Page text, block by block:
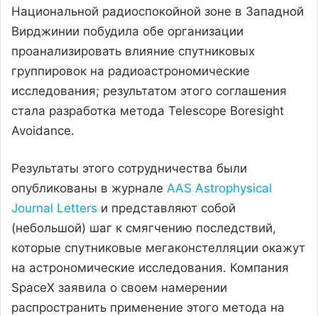
Национальной радиоспокойной зоне в Западной
Вирджинии побудила обе организации
проанализировать влияние спутниковых
группировок на радиоастрономические
исследования; результатом этого соглашения
стала разработка метода Telescope Boresight
Avoidance.
Результаты этого сотрудничества были
опубликованы в журнале AAS Astrophysical
Journal Letters и представляют собой
(небольшой) шаг к смягчению последствий,
которые спутниковые мегаконстелляции окажут
на астрономические исследования. Компания
SpaceX заявила о своем намерении
распространить применение этого метода на